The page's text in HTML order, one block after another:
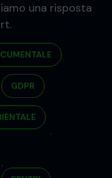
una risposta
GDPR